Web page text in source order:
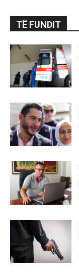
TË FUNDIT